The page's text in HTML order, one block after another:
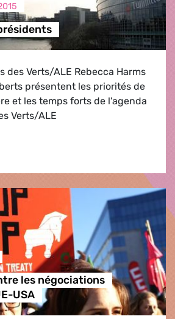
des Verts/ALE Rebecca Harms
présentent les priorités de
et les temps forts de l'agenda
Verts/ALE
Coprésidents
les négociations
USA